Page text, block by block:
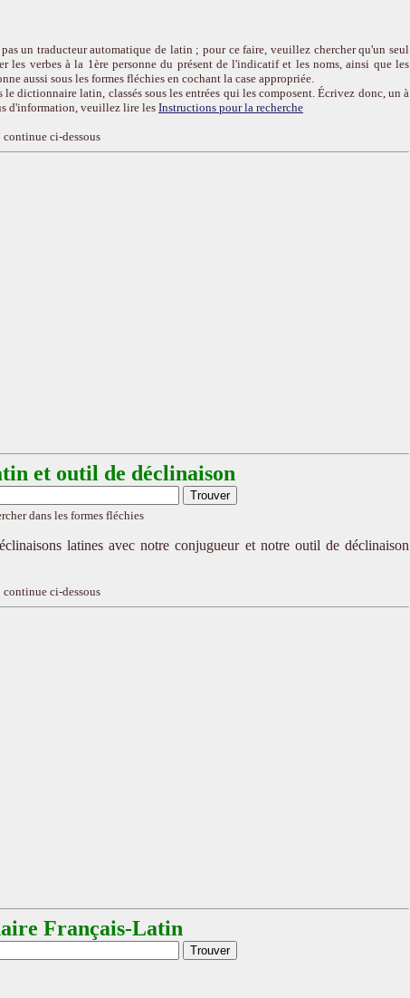
un traducteur automatique de latin ; pour ce faire, veuillez chercher qu'un seul
les verbes à la 1ère personne du présent de l'indicatif et les noms, ainsi que les
aussi sous les formes fléchies en cochant la case appropriée.
dictionnaire latin, classés sous les entrées qui les composent. Écrivez donc, un à
d'information, veuillez lire les Instructions pour la recherche
continue ci-dessous
et outil de déclinaison
dans les formes fléchies
latines avec notre conjugueur et notre outil de déclinaison
continue ci-dessous
Français-Latin